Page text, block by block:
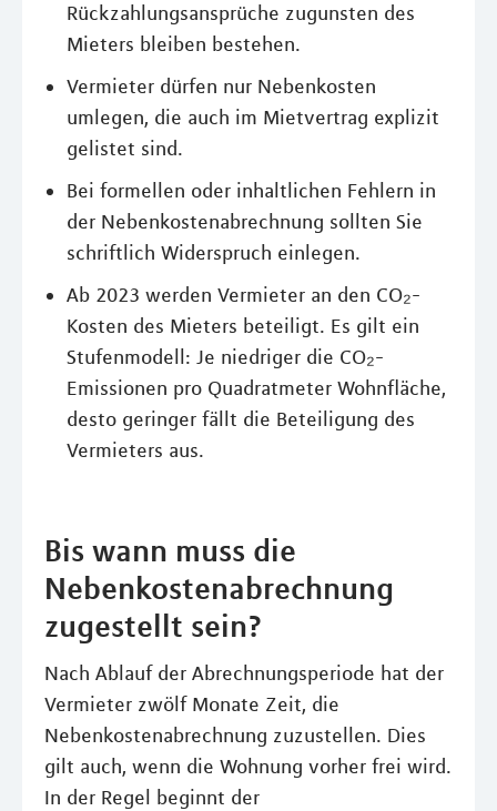
Rückzahlungsansprüche zugunsten des
Mieters bleiben bestehen.
Vermieter dürfen nur Nebenkosten
umlegen, die auch im Mietvertrag explizit
gelistet sind.
Bei formellen oder inhaltlichen Fehlern in
der Nebenkostenabrechnung sollten Sie
schriftlich Widerspruch einlegen.
Ab 2023 werden Vermieter an den CO₂-
Kosten des Mieters beteiligt. Es gilt ein
Stufenmodell: Je niedriger die CO₂-
Emissionen pro Quadratmeter Wohnfläche,
desto geringer fällt die Beteiligung des
Vermieters aus.
Bis wann muss die
Nebenkostenabrechnung
zugestellt sein?
Nach Ablauf der Abrechnungsperiode hat der
Vermieter zwölf Monate Zeit, die
Nebenkostenabrechnung zuzustellen. Dies
gilt auch, wenn die Wohnung vorher frei wird.
In der Regel beginnt der